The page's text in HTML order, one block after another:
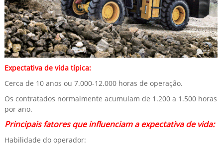
Expectativa de vida típica:
Cerca de 10 anos ou 7.000-12.000 horas de operação.
Os contratados normalmente acumulam de 1.200 a 1.500 horas
por ano.
Principais fatores que influenciam a expectativa de vida:
Habilidade do operador: